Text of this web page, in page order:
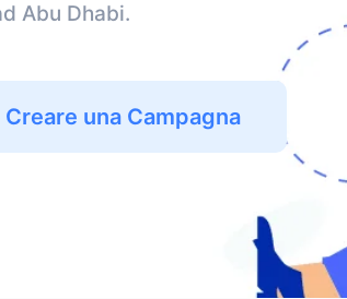
Abu Dhabi.
una Campagna